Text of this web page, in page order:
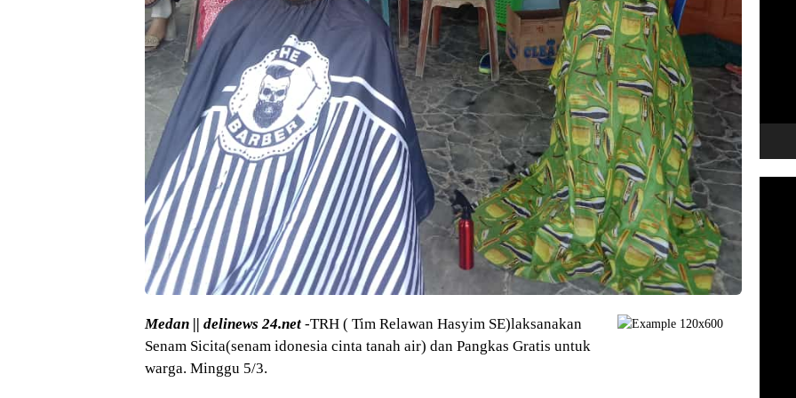
Medan || delinews 24.net -TRH ( Tim Relawan Hasyim SE)laksanakan
Senam Sicita(senam idonesia cinta tanah air) dan Pangkas Gratis untuk
warga. Minggu 5/3.